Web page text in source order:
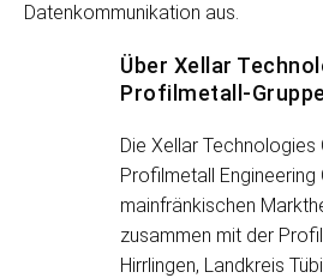
Datenkommunikation aus.
Über Xellar
Profilmetall-
Die Xellar Technologies
Profilmetall Engineering
mainfränkischen
zusammen mit der
Hirrlingen, Landkreis